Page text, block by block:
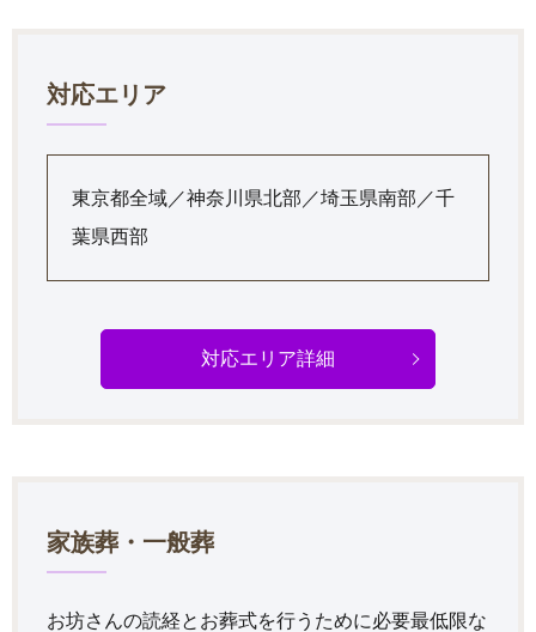
対応エリア
東京都全域／神奈川県北部／埼玉県南部／千
葉県西部
対応エリア詳細
家族葬・一般葬
お坊さんの読経とお葬式を行うために必要最低限な